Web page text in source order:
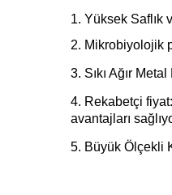
1. Yüksek Saflık
2. Mikrobiyolojik
3. Sıkı Ağır
4. Rekabetçi fiyat:
avantajları
5. Büyük Ölçekli